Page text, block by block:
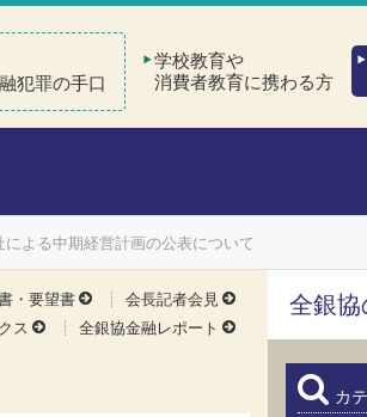
犯罪の手口
学校教育や
消費者教育に携わる方
による中期経営計画の公表について
・要望書
会長記者会見
ス
全銀協金融レポート
全銀協
カ